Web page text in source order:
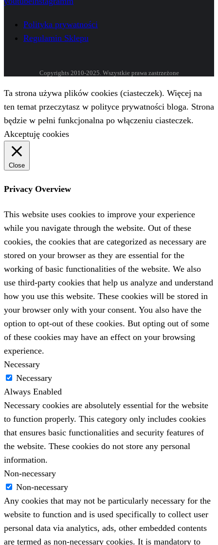
Polityka prywatności
Regulamin Sklepu
Copyrights 2010-2025. Wszystkie prawa zastrzeżone
Ta strona używa plików cookies (ciasteczek). Więcej na
ten temat przeczytasz w polityce prywatności bloga. Strona
będzie w pełni funkcjonalna po włączeniu ciasteczek.
Akceptuję cookies
Close
Privacy Overview
This website uses cookies to improve your experience
while you navigate through the website. Out of these
cookies, the cookies that are categorized as necessary are
stored on your browser as they are essential for the
working of basic functionalities of the website. We also
use third-party cookies that help us analyze and understand
how you use this website. These cookies will be stored in
your browser only with your consent. You also have the
option to opt-out of these cookies. But opting out of some
of these cookies may have an effect on your browsing
experience.
Necessary
Necessary
Always Enabled
Necessary cookies are absolutely essential for the website
to function properly. This category only includes cookies
that ensures basic functionalities and security features of
the website. These cookies do not store any personal
information.
Non-necessary
Non-necessary
Any cookies that may not be particularly necessary for the
website to function and is used specifically to collect user
personal data via analytics, ads, other embedded contents
are termed as non-necessary cookies. It is mandatory to